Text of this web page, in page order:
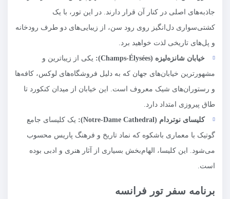
جاذبه‌های اصلی در کنار آن قرار دارند. در این تور، با یک
کشتی‌سواری دل‌انگیز روی رود سن، از زیبایی‌های دو طرف رودخانه
و پل‌های تاریخی لذت خواهید برد.
خیابان شانزه‌لیزه (Champs-Élysées
): یکی از زیباترین و
مشهورترین خیابان‌های جهان که به دلیل فروشگاه‌های لوکس، کافه‌ها
و رستوران‌های شیک معروف است. این خیابان از میدان کنکورد تا
طاق پیروزی امتداد دارد.
کلیسای نوتردام (Notre-Dame Cathedral
): یک کلیسای جامع
گوتیک با معماری باشکوه که نماد تاریخ و فرهنگ پاریس محسوب
می‌شود. این کلیسا، الهام‌بخش بسیاری از آثار هنری و ادبی بوده
است.
برنامه سفر تور فرانسه